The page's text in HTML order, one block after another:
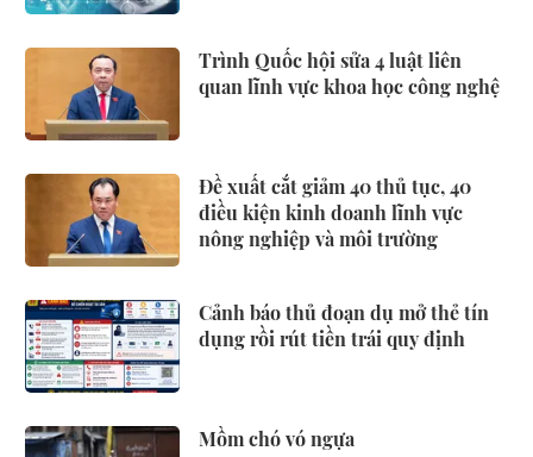
Trình Quốc hội sửa 4 luật liên
quan lĩnh vực khoa học công nghệ
Đề xuất cắt giảm 40 thủ tục, 40
điều kiện kinh doanh lĩnh vực
nông nghiệp và môi trường
Cảnh báo thủ đoạn dụ mở thẻ tín
dụng rồi rút tiền trái quy định
Mồm chó vó ngựa